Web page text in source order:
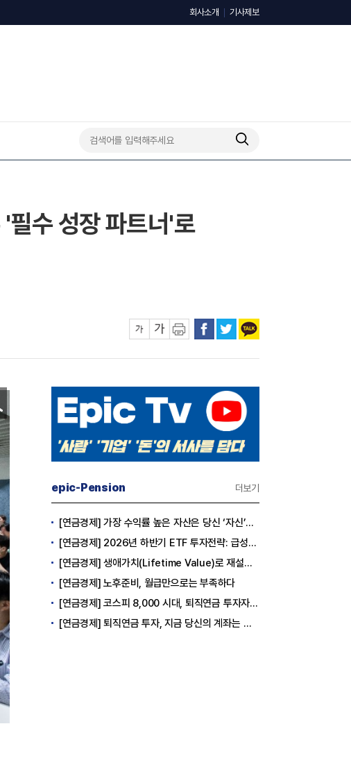
회사소개 기사제보
수 성장 파트너'로
epic-Pension 더보기
[연금경제] 가장 수익률 높은 자산은 당신 ‘자신’이다
[연금경제] 2026년 하반기 ETF 투자전략: 급성장의 상반기를 접고, 이제 '실적'이 가르는 하반기를 맞다
[연금경제] 생애가치(Lifetime Value)로 재설계하는 은퇴 후 안정적 생활보장과 평생소득 전략
[연금경제] 노후준비, 월급만으로는 부족하다
[연금경제] 코스피 8,000 시대, 퇴직연금 투자자는 왜 지금 FOMO를 경계해야 하는가
[연금경제] 퇴직연금 투자, 지금 당신의 계좌는 어느 편인가?